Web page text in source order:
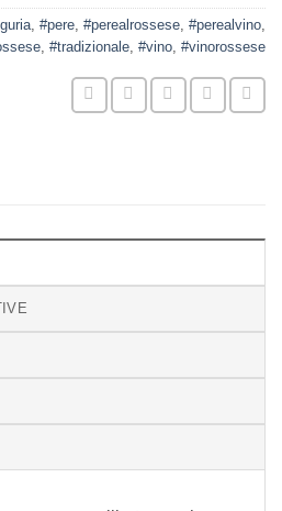
#pere #perealrossese #perealvino
#tradizionale #vino #vinorossese